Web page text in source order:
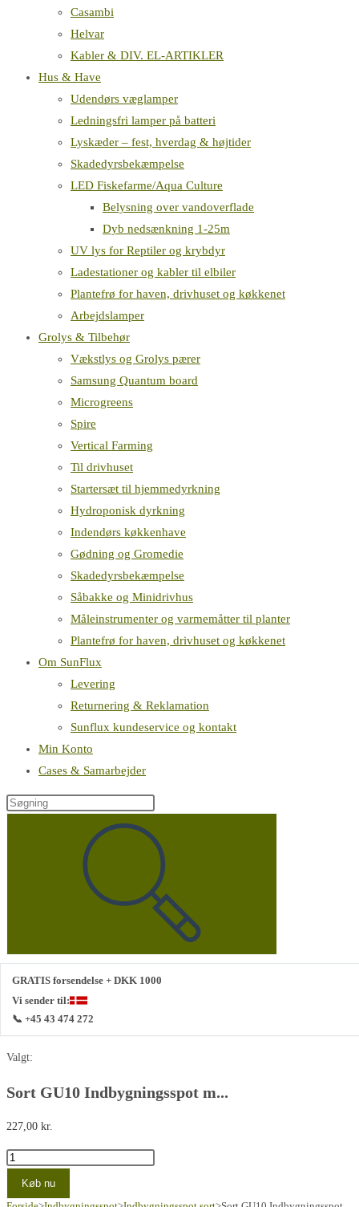
Casambi
Helvar
Kabler & DIV. EL-ARTIKLER
Hus & Have
Udendørs væglamper
Ledningsfri lamper på batteri
Lyskæder – fest, hverdag & højtider
Skadedyrsbekæmpelse
LED Fiskefarme/Aqua Culture
Belysning over vandoverflade
Dyb nedsænkning 1-25m
UV lys for Reptiler og krybdyr
Ladestationer og kabler til elbiler
Plantefrø for haven, drivhuset og køkkenet
Arbejdslamper
Grolys & Tilbehør
Vækstlys og Grolys pærer
Samsung Quantum board
Microgreens
Spire
Vertical Farming
Til drivhuset
Startersæt til hjemmedyrkning
Hydroponisk dyrkning
Indendørs køkkenhave
Gødning og Gromedie
Skadedyrsbekæmpelse
Såbakke og Minidrivhus
Måleinstrumenter og varmemåtter til planter
Plantefrø for haven, drivhuset og køkkenet
Om SunFlux
Levering
Returnering & Reklamation
Sunflux kundeservice og kontakt
Min Konto
Cases & Samarbejder
Søg
GRATIS forsendelse + DKK 1000
Vi sender til:
📞 +45 43 474 272
Valgt:
Sort GU10 Indbygningsspot m...
227,00 kr.
Sort
GU10
Indbygningsspot
Køb nu